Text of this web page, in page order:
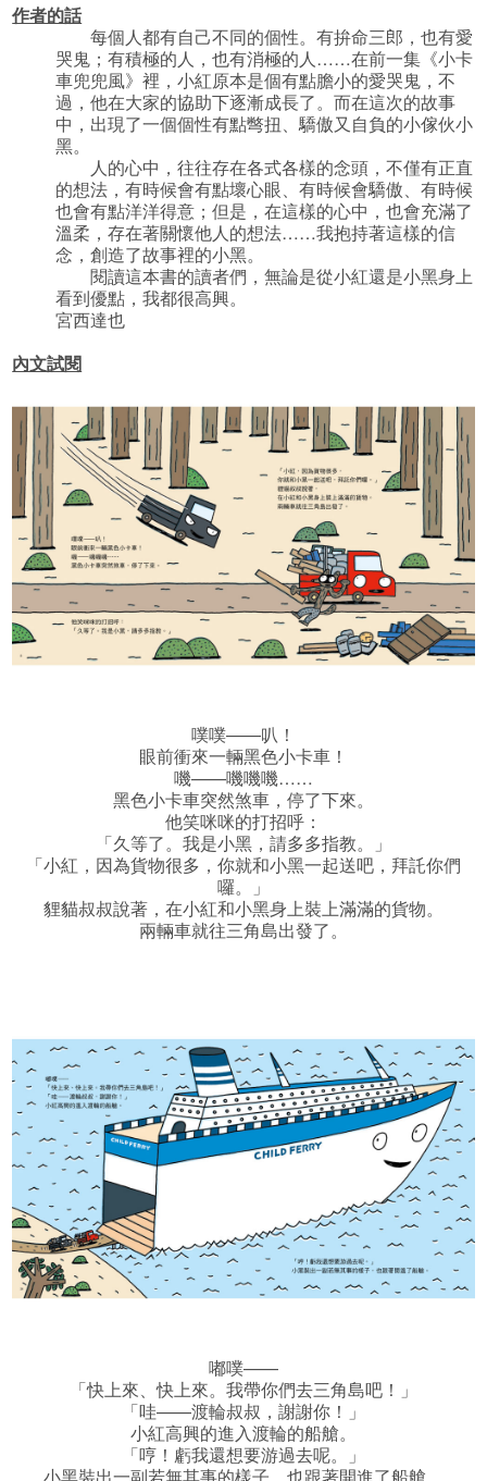
作者的話
每個人都有自己不同的個性。有拚命三郎，也有愛
哭鬼；有積極的人，也有消極的人……在前一集《小卡
車兜兜風》裡，小紅原本是個有點膽小的愛哭鬼，不
過，他在大家的協助下逐漸成長了。而在這次的故事
中，出現了一個個性有點彆扭、驕傲又自負的小傢伙小
黑。
人的心中，往往存在各式各樣的念頭，不僅有正直
的想法，有時候會有點壞心眼、有時候會驕傲、有時候
也會有點洋洋得意；但是，在這樣的心中，也會充滿了
溫柔，存在著關懷他人的想法……我抱持著這樣的信
念，創造了故事裡的小黑。
閱讀這本書的讀者們，無論是從小紅還是小黑身上
看到優點，我都很高興。
宮西達也
內文試閱
噗噗——叭！
眼前衝來一輛黑色小卡車！
嘰——嘰嘰嘰……
黑色小卡車突然煞車，停了下來。
他笑咪咪的打招呼：
「久等了。我是小黑，請多多指教。」
「小紅，因為貨物很多，你就和小黑一起送吧，拜託你們
囉。」
貍貓叔叔說著，在小紅和小黑身上裝上滿滿的貨物。
兩輛車就往三角島出發了。
嘟噗——
「快上來、快上來。我帶你們去三角島吧！」
「哇——渡輪叔叔，謝謝你！」
小紅高興的進入渡輪的船艙。
「哼！虧我還想要游過去呢。」